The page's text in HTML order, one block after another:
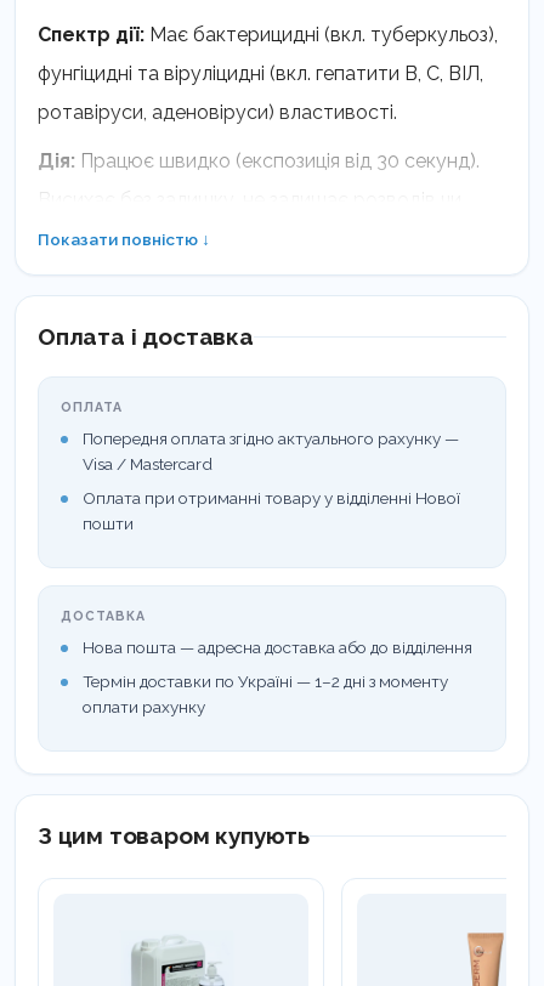
Спектр дії: Має бактерицидні (вкл. туберкульоз),
фунгіцидні та віруліцидні (вкл. гепатити В, С, ВІЛ,
ротавіруси, аденовіруси) властивості.
Дія: Працює швидко (експозиція від 30 секунд).
Висихає без залишку, не залишає розводів чи
липкої плівки, не потребує змивання.
пропанол). Не містить альдегідів.
Сфера застосування:Медичні установи,
стоматології, лабораторії, косметологічні салони
та інші об’єкти з високими санітарними вимогами.
Показати повністю ↓
Оплата і доставка
ОПЛАТА
Попередня оплата згідно актуального рахунку —
Visa / Mastercard
Оплата при отриманні товару у відділенні Нової
пошти
ДОСТАВКА
Нова пошта — адресна доставка або до відділення
Термін доставки по Україні — 1–2 дні з моменту
оплати рахунку
З цим товаром купують